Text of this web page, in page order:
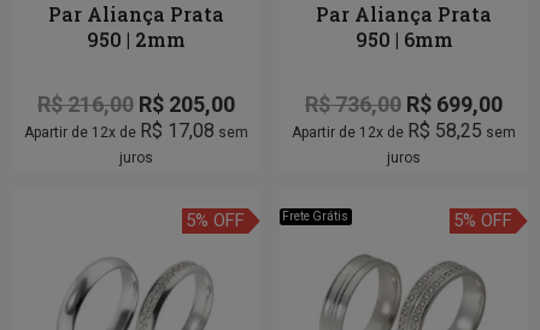
Par Aliança Prata
950 | 2mm
R$216,00 R$ 205,00
Apartir de 12x de R$ 17,08 sem
juros
Par Aliança Prata
950 | 6mm
R$736,00 R$ 699,00
Apartir de 12x de R$ 58,25 sem
juros
5% OFF Frete Grátis 5% OFF